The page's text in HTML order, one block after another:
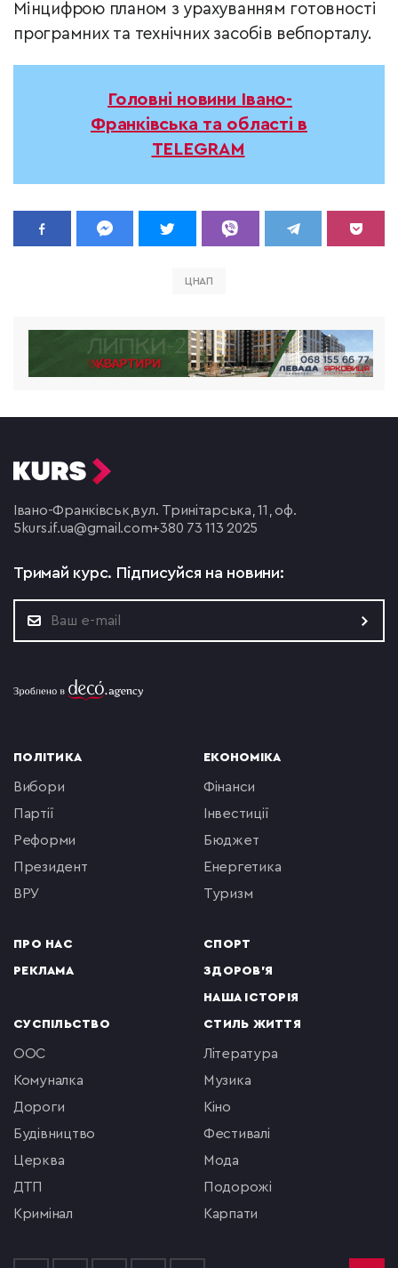
Мінцифрою планом з урахуванням готовності
програмних та технічних засобів вебпорталу.
Головні новини Івано-
Франківська та області в
TELEGRAM
ЦНАП
Івано-Франківськ,вул. Тринітарська, 11, оф.
5 kurs.if.ua@gmail.com+380 73 113 2025
Тримай курс. Підписуйся на новини:
ПОЛІТИКА
вибори
партії
реформи
президент
ВРУ
ПРО НАС
РЕКЛАМА
ЕКОНОМІКА
фінанси
інвестиції
бюджет
енергетика
туризм
СПОРТ
ЗДОРОВ'Я
НАША ІСТОРІЯ
СУСПІЛЬСТВО
ООС
комуналка
Дороги
будівництво
церква
ДТП
кримінал
СТИЛЬ ЖИТТЯ
література
музика
кіно
фестивалі
мода
подорожі
Карпати